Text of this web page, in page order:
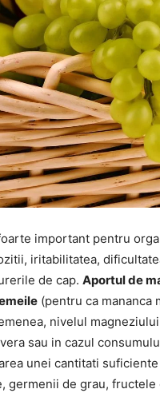
important pentru
iritabilitatea,
de cap. Aportul de
(pentru ca mananca
nivelul
sau in cazul
unei cantitati
germenii de grau,